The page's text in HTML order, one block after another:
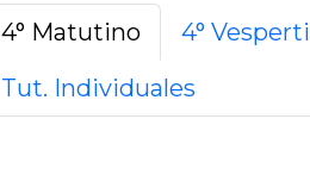
4° Matutino 4°
Tut. Individuales